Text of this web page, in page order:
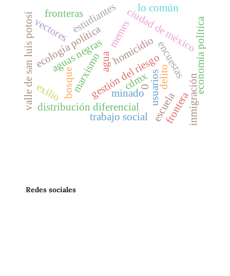
marxismo
homicidio
gestión del riesgo
aguas negras
usuarios
encuestas
memesciudad de méxico
distribución diferencial
cdmx delito
valle de san luis potosí minado
bosque
ecología políticaagua
trabajo social
vectores
escuela
estudiantes
frontera
lo común
exilio
fronteras
economía política
inmigración
0
Redes sociales